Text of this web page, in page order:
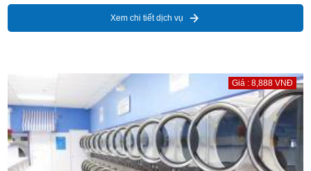
Xem chi tiết dịch vụ
Giá : 8,888 VNĐ